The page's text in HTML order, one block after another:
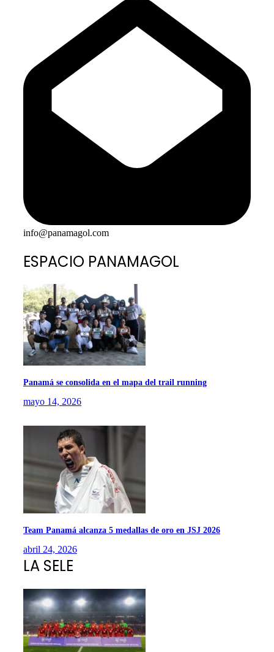
info@panamagol.com
ESPACIO PANAMAGOL
Panamá se consolida en el mapa del trail running
mayo 14, 2026
Team Panamá alcanza 5 medallas de oro en JSJ 2026
abril 24, 2026
LA SELE